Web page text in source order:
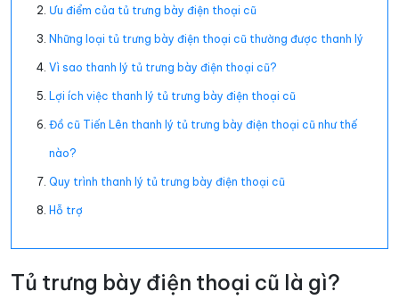
Ưu điểm của tủ trưng bày điện thoại cũ
Những loại tủ trưng bày điện thoại cũ thường được thanh lý
Vì sao thanh lý tủ trưng bày điện thoại cũ?
Lợi ích việc thanh lý tủ trưng bày điện thoại cũ
Đồ cũ Tiến Lên thanh lý tủ trưng bày điện thoại cũ như thế
nào?
Quy trình thanh lý tủ trưng bày điện thoại cũ
Hỗ trợ
Tủ trưng bày điện thoại cũ là gì?